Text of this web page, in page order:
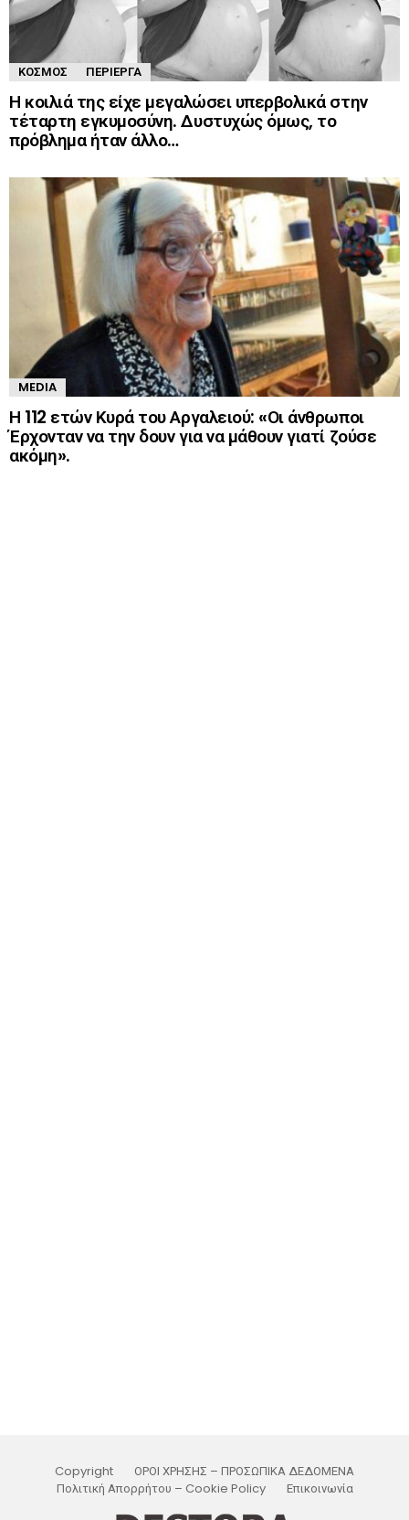
ΚΌΣΜΟΣ ΠΕΡΊΕΡΓΑ
Η κοιλιά της είχε μεγαλώσει υπερβολικά στην
τέταρτη εγκυμοσύνη. Δυστυχώς όμως, το
πρόβλημα ήταν άλλο…
MEDIA
Η 112 ετών Κυρά του Αργαλειού: «Οι άνθρωποι
Έρχονταν να την δουν για να μάθουν γιατί ζούσε
ακόμη».
Copyright
ΟΡΟΙ ΧΡΗΣΗΣ – ΠΡΟΣΩΠΙΚΑ ΔΕΔΟΜΕΝΑ
Πολιτική Απορρήτου – Cookie Policy
Επικοινωνία